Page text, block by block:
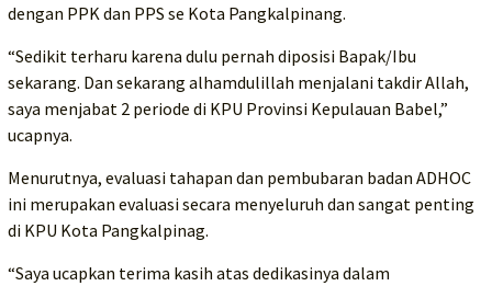
dengan PPK dan PPS se Kota Pangkalpinang.
“Sedikit terharu karena dulu pernah diposisi Bapak/Ibu
sekarang. Dan sekarang alhamdulillah menjalani takdir Allah,
saya menjabat 2 periode di KPU Provinsi Kepulauan Babel,”
ucapnya.
Menurutnya, evaluasi tahapan dan pembubaran badan ADHOC
ini merupakan evaluasi secara menyeluruh dan sangat penting
di KPU Kota Pangkalpinag.
“Saya ucapkan terima kasih atas dedikasinya dalam